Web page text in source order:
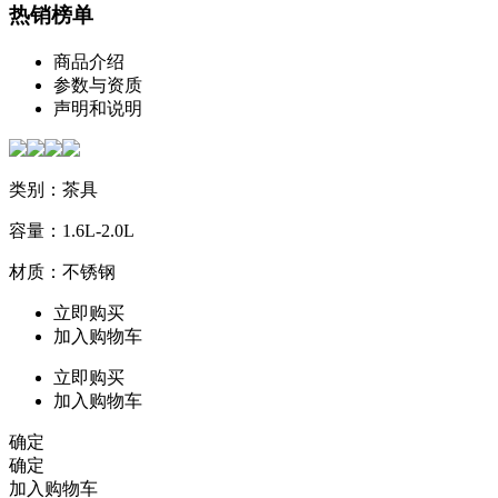
热销榜单
商品介绍
参数与资质
声明和说明
类别：茶具
容量：1.6L-2.0L
材质：不锈钢
立即购买
加入购物车
立即购买
加入购物车
确定
确定
加入购物车